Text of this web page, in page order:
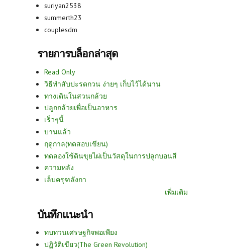
suriyan2538
summerth23
couplesdm
รายการบล็อกล่าสุด
Read Only
วิธีทำสับปะรดกวน ง่ายๆ เก็บไว้ได้นาน
ทางเดินในสวนกล้วย
ปลูกกล้วยเพื่อเป็นอาหาร
เร็วๆนี้
บานแล้ว
ฤดูกาล(ทดสอบเขียน)
ทดลองใช้ดินขุยไผ่เป็นวัสดุในการปลูกบอนสี
ความหลัง
เล็บครุฑลังกา
เพิ่มเติม
บันทึกแนะนำ
ทบทวนเศรษฐกิจพอเพียง
ปฏิวัติเขียว(The Green Revolution)